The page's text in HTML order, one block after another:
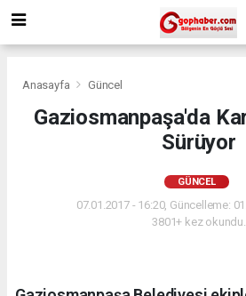
Anasayfa Güncel
Gaziosmanpaşa'da
Sürüyor
GÜNCEL
07.01.2017 - 16:20, Güncelleme:
3801+ kez okundu.